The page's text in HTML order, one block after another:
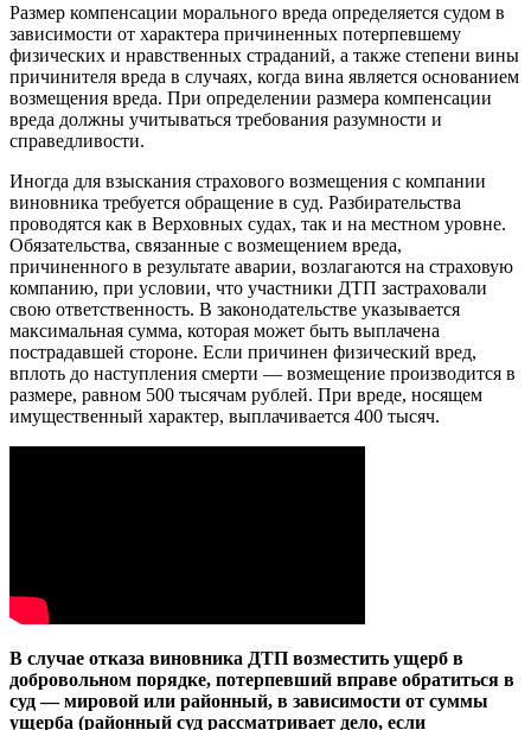
Размер компенсации морального вреда определяется судом в
зависимости от характера причиненных потерпевшему
физических и нравственных страданий, а также степени вины
причинителя вреда в случаях, когда вина является основанием
возмещения вреда. При определении размера компенсации
вреда должны учитываться требования разумности и
справедливости.
Иногда для взыскания страхового возмещения с компании
виновника требуется обращение в суд. Разбирательства
проводятся как в Верховных судах, так и на местном уровне.
Обязательства, связанные с возмещением вреда,
причиненного в результате аварии, возлагаются на страховую
компанию, при условии, что участники ДТП застраховали
свою ответственность. В законодательстве указывается
максимальная сумма, которая может быть выплачена
пострадавшей стороне. Если причинен физический вред,
вплоть до наступления смерти — возмещение производится в
размере, равном 500 тысячам рублей. При вреде, носящем
имущественный характер, выплачивается 400 тысяч.
В случае отказа виновника ДТП возместить ущерб в
добровольном порядке, потерпевший вправе обратиться в
суд — мировой или районный, в зависимости от суммы
ущерба (районный суд рассматривает дело, если